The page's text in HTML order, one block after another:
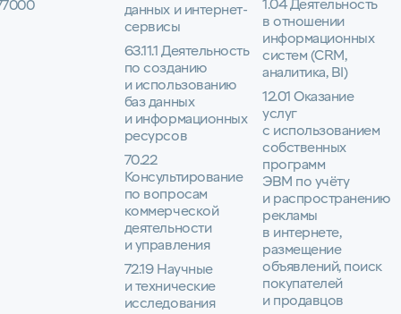
данных и интернет-
сервисы
63.11.1 Деятельность
по созданию
и использованию
баз данных
и информационных
ресурсов
70.22
Консультирование
по вопросам
коммерческой
деятельности
и управления
72.19 Научные
и технические
исследования
1.04 Деятельность
в отношении
информационных
систем (CRM,
аналитика, BI)
12.01 Оказание
услуг
с использованием
собственных
программ
ЭВМ по учёту
и распространению
рекламы
в интернете,
размещение
объявлений, поиск
покупателей
и продавцов